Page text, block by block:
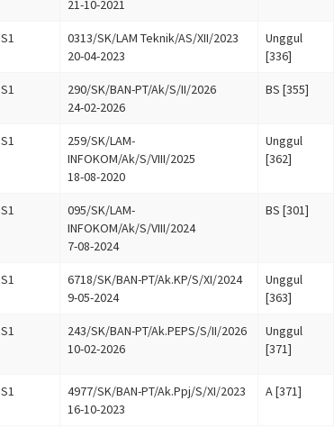
21-10-2021
S1
0313/SK/LAM Teknik/AS/XII/2023
20-04-2023
Unggul
[336]
S1
290/SK/BAN-PT/Ak/S/II/2026
24-02-2026
BS [355]
S1
259/SK/LAM-
INFOKOM/Ak/S/VIII/2025
18-08-2020
Unggul
[362]
S1
095/SK/LAM-
INFOKOM/Ak/S/VIII/2024
7-08-2024
BS [301]
S1
6718/SK/BAN-PT/Ak.KP/S/XI/2024
9-05-2024
Unggul
[363]
S1
243/SK/BAN-PT/Ak.PEPS/S/II/2026
10-02-2026
Unggul
[371]
S1
4977/SK/BAN-PT/Ak.Ppj/S/XI/2023
16-10-2023
A [371]